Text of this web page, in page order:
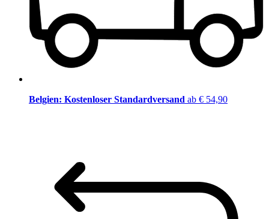
Belgien: Kostenloser Standardversand ab € 54,90